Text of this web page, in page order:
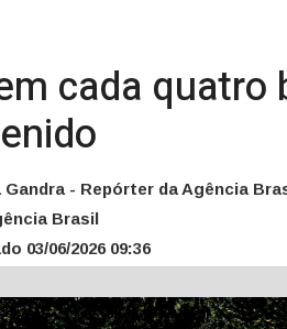
cada
Gandra - Repórter da Agência
Brasil
03/06/2026 09:36